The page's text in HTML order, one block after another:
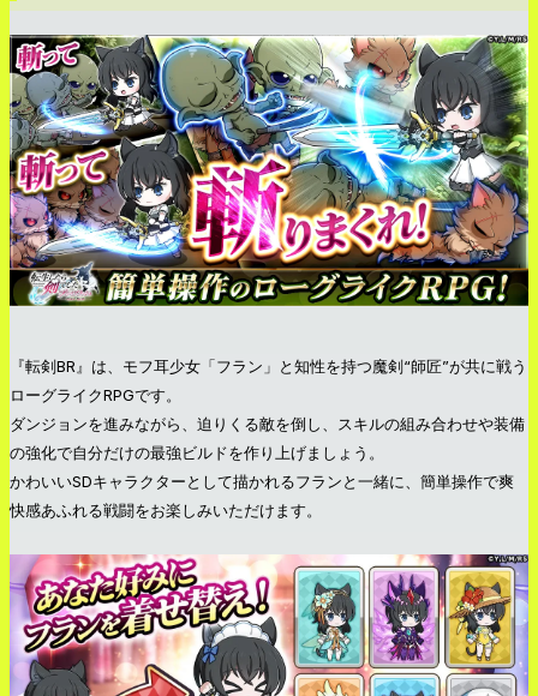
『転剣BR』は、モフ耳少女「フラン」と知性を持つ魔剣“師匠”が共に戦う
ローグライクRPGです。
ダンジョンを進みながら、迫りくる敵を倒し、スキルの組み合わせや装備
の強化で自分だけの最強ビルドを作り上げましょう。
かわいいSDキャラクターとして描かれるフランと一緒に、簡単操作で爽
快感あふれる戦闘をお楽しみいただけます。